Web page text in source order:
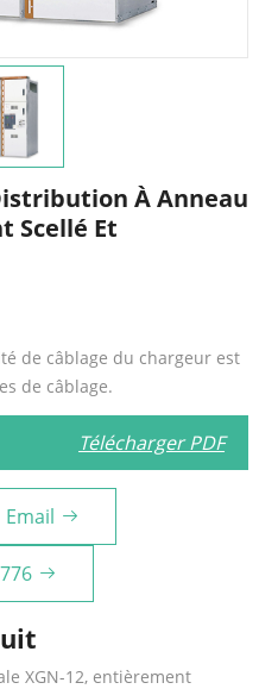
À Anneau
Scellé Et
de câblage du chargeur est
de câblage.
Télécharger PDF
Email
XGN-12, entièrement